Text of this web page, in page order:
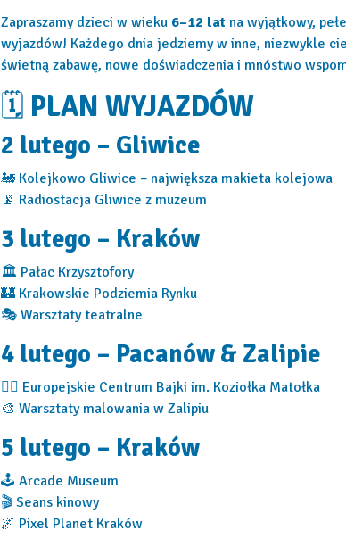
Zapraszamy dzieci w wieku 6–12 lat na wyjątkowy,
wyjazdów! Każdego dnia jedziemy w inne, niezwykle
świetną zabawę, nowe doświadczenia i mnóstwo
🗓 PLAN WYJAZDÓW
2 lutego – Gliwice
🚂 Kolejkowo Gliwice – największa makieta kolejowa
📡 Radiostacja Gliwice z muzeum
3 lutego – Kraków
🏛 Pałac Krzysztofory
🏰 Krakowskie Podziemia Rynku
🎭 Warsztaty teatralne
4 lutego – Pacanów & Zalipie
🧚‍♂️ Europejskie Centrum Bajki im. Koziołka Matołka
🎨 Warsztaty malowania w Zalipiu
5 lutego – Kraków
🕹 Arcade Museum
🎬 Seans kinowy
🌌 Pixel Planet Kraków